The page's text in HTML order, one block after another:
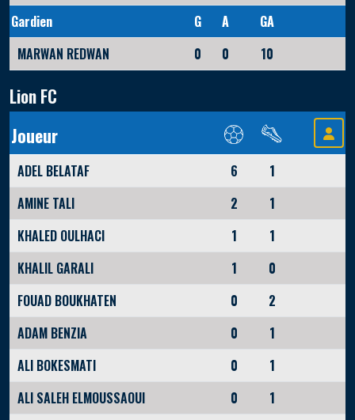
Gardien
G A
GA
MARWAN REDWAN
0 0 10
Lion FC
Joueur
ADEL BELATAF 6
1
AMINE TALI
2
1
KHALED OULHACI
1
1
KHALIL GARALI
1
0
FOUAD BOUKHATEN
0
2
ADAM BENZIA
0
1
ALI BOKESMATI
0
1
ALI SALEH ELMOUSSAOUI
0
1